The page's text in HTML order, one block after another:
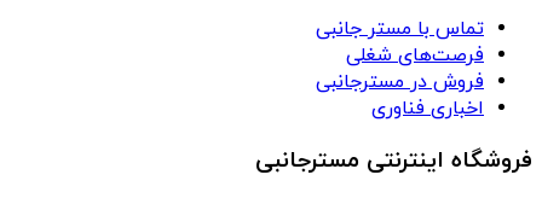
تماس با مستر جانبی
فرصت‌های شغلی
فروش در مسترجانبی
اخباری فناوری
فروشگاه اینترنتی مسترجانبی